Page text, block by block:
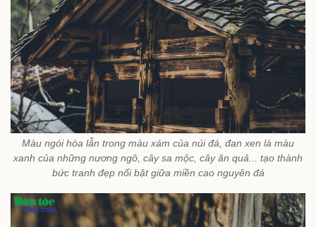
Màu ngói hòa lẫn trong màu xám của núi đá, đan xen là màu
xanh của những nương ngô, cây sa mộc, cây ăn quả... tạo thành
bức tranh đẹp nổi bật giữa miền cao nguyên đá